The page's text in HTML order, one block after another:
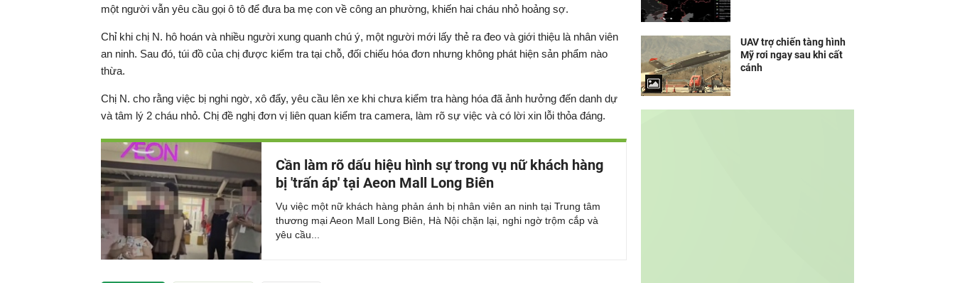
một người vẫn yêu cầu gọi ô tô để đưa ba mẹ con về công an phường, khiến hai cháu nhỏ hoảng sợ.
Chỉ khi chị N. hô hoán và nhiều người xung quanh chú ý, một người mới lấy thẻ ra đeo và giới thiệu là nhân viên
an ninh. Sau đó, túi đồ của chị được kiểm tra tại chỗ, đối chiếu hóa đơn nhưng không phát hiện sản phẩm nào
thừa.
Chị N. cho rằng việc bị nghi ngờ, xô đẩy, yêu cầu lên xe khi chưa kiểm tra hàng hóa đã ảnh hưởng đến danh dự
và tâm lý 2 cháu nhỏ. Chị đề nghị đơn vị liên quan kiểm tra camera, làm rõ sự việc và có lời xin lỗi thỏa đáng.
Cần làm rõ dấu hiệu hình sự trong vụ nữ khách hàng
bị 'trấn áp' tại Aeon Mall Long Biên
Vụ việc một nữ khách hàng phản ánh bị nhân viên an ninh tại Trung tâm
thương mại Aeon Mall Long Biên, Hà Nội chặn lại, nghi ngờ trộm cắp và
yêu cầu...
UAV trợ chiến tàng hình
Mỹ rơi ngay sau khi cất
cánh